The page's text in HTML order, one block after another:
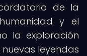
de la
y el
la exploración
leyendas